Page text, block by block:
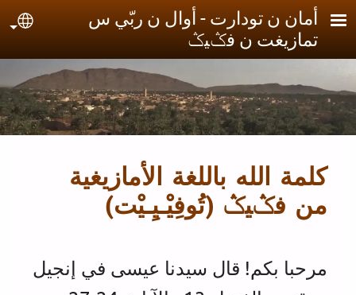
تجاوز إلى المحتوى الرئيسي
أمان ن تودارت - أوال ن ربّي س
تمازيغت ن فݣيݣ
كلمة الله باللغة الأمازيغية
من فݣيݣ (تُوفِيْـيِـيْت)
مرحبا بكم! قال سيدنا عيسى في إنجيل